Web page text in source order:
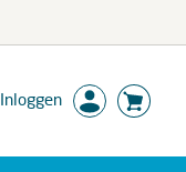
Inloggen